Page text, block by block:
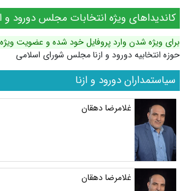
کاندیداهای ویژه انتخابات مجلس دورود و
برای ویژه شدن وارد پروفایل خود شده و عضویت ویژه
حوزه انتخابیه دورود و ازنا مجلس شورای اسلامی
سیاستمداران دورود و ازنا
غلامرضا دهقان
غلامرضا دهقان